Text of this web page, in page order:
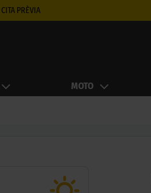
CITA PRÈVIA
MOTO